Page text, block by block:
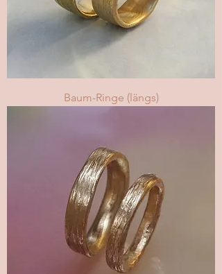
Baum-Ringe (längs)